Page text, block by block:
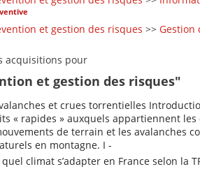
et gestion des risques >> Gestion
acquisitions pour
et gestion des risques"
et crues torrentielles
« rapides » auxquels appartiennent
de terrain et les avalanches
en montagne. I -
quel climat s’adapter en France selon la